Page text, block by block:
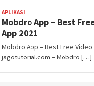
APLIKASI
Mobdro App – Best
App 2021
Mobdro App – Best Free Video
jagotutorial.com – Mobdro […]